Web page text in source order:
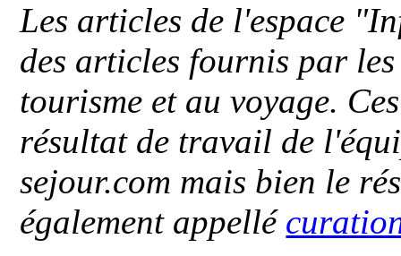
Les articles de l'espace
des articles fournis par
tourisme et au voyage.
résultat de travail de
sejour.com mais bien le
également appellé